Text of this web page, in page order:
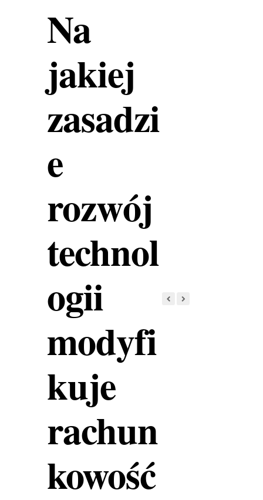
Na
jakiej
zasadzi
e
rozwój
technol
ogii
modyfi
kuje
rachun
kowość